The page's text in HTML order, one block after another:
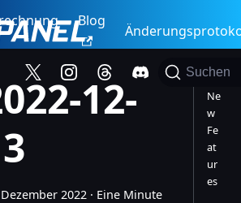
Blog
Suchen
12-
2022 · Eine Minute
Ne
w
Fe
at
ur
es